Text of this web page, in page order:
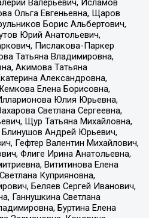
Валерьевич, Исламов
Ольга Евгеньевна, Щаров
Борис Альбертович,
Юрий Анатольевич,
Пислакова-Паркер
Татьяна Владимировна,
Акимова Татьяна
Александровна,
Елена Борисовна,
Юлия Юрьевна,
Светлана Сергеевна,
Щур Татьяна Михайловна,
Андрей Юрьевич,
Гефтер Валентин Михайлович,
Флиге Ирина Анатольевна,
Вититинова Елена
Куприяновна,
Беляев Сергей Иванович,
Ганнушкина Светлана
Буртина Елена